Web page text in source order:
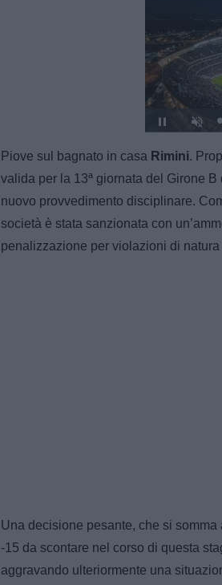
Pause
Piove sul bagnato in casa Rimini.
valida per la 13ª giornata del Girone
nuovo provvedimento disciplinare.
società è stata sanzionata con
penalizzazione per violazioni di
Una decisione pesante, che si
-15 da scontare nel corso di questa
aggravando ulteriormente una